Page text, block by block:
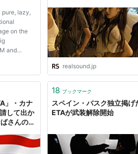
lazy,
on the
and
of both
影した「ETA」MV制作秘
realsound.jp
」・カナ
して出か
さんの旅
18 ブックマーク
スペイン・バスク独立掲げ
ETAが武装解除開始